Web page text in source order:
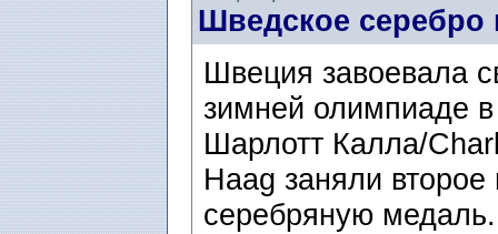
Шведское серебро
Швеция завоевала
зимней олимпиаде
Шарлотт Калла/
Haag заняли
серебряную